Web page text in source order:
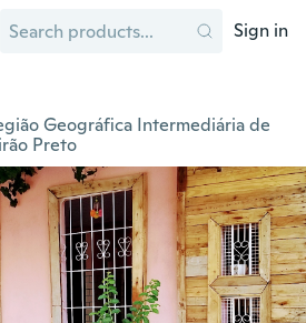
Sign in
Geográfica Intermediária de
Preto